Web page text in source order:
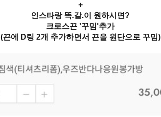
+
인스타랑 똑.같.이 원하시면?
크로스끈 '꾸밈'추가
(끈에 D링 2개 추가하면서 끈을 원단으로 꾸밈)